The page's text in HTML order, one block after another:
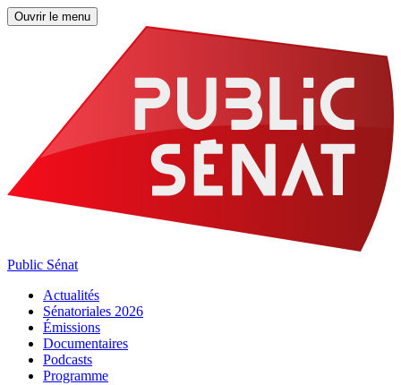
Ouvrir le menu
Public Sénat
Actualités
Sénatoriales 2026
Émissions
Documentaires
Podcasts
Programme